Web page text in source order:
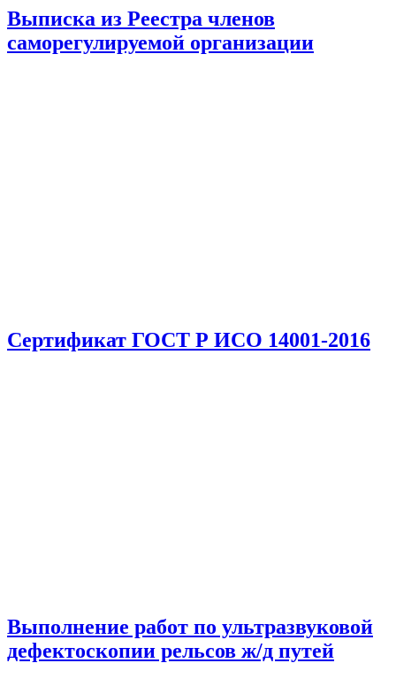
Выписка из Реестра членов
саморегулируемой организации
Сертификат ГОСТ Р ИСО 14001-2016
Выполнение работ по ультразвуковой
дефектоскопии рельсов ж/д путей